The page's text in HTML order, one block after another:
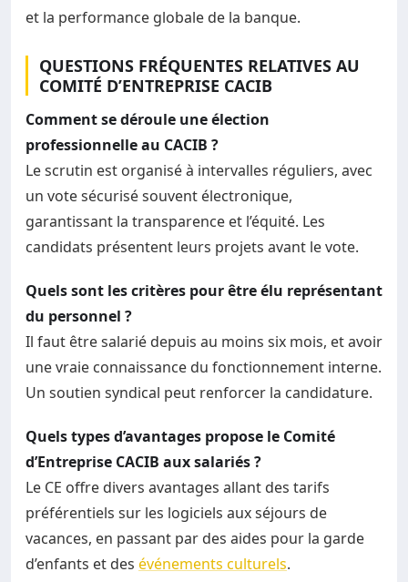
et la performance globale de la banque.
QUESTIONS FRÉQUENTES RELATIVES AU
COMITÉ D’ENTREPRISE CACIB
Comment se déroule une élection
professionnelle au CACIB ?
Le scrutin est organisé à intervalles réguliers, avec
un vote sécurisé souvent électronique,
garantissant la transparence et l’équité. Les
candidats présentent leurs projets avant le vote.
Quels sont les critères pour être élu représentant
du personnel ?
Il faut être salarié depuis au moins six mois, et avoir
une vraie connaissance du fonctionnement interne.
Un soutien syndical peut renforcer la candidature.
Quels types d’avantages propose le Comité
d’Entreprise CACIB aux salariés ?
Le CE offre divers avantages allant des tarifs
préférentiels sur les logiciels aux séjours de
vacances, en passant par des aides pour la garde
d’enfants et des événements culturels.